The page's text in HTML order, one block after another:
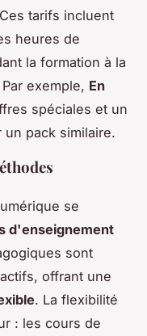
tarifs incluent
heures de
la formation à la
exemple, En
spéciales et un
pack similaire.
se
d'enseignement
sont
offrant une
. La flexibilité
: les cours de